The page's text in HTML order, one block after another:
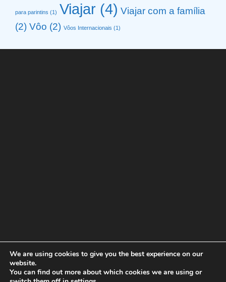
para parintins (1) Viajar (4) Viajar com a família
(2) Vôo (2) Vôos Internacionais (1)
We are using cookies to give you the best experience on our
website.
You can find out more about which cookies we are using or